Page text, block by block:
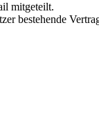
mitgeteilt.
bestehende